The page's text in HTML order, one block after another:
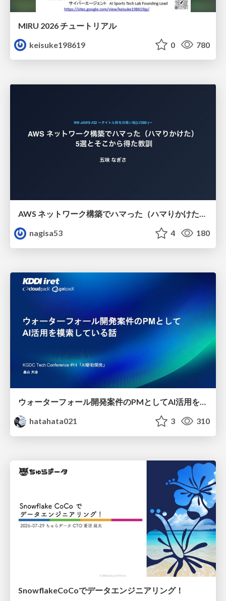
MIRU 2026 チュートリアル
keisuke198619
0 780
AWS ネットワーク構築でハマった（ハマりかけた） 5選とそこから得た教訓
nagisa53
4 180
ウォーターフォール開発案件のPMとしてAI活用を模索している話
hatahata021
3 310
SnowflakeCoCoでデータエンジニアリング！